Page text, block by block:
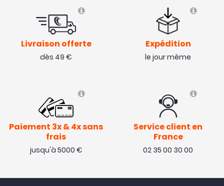
Livraison offerte
dès 49 €
Expédition
le jour même
Paiement 3x & 4x sans
frais
jusqu'à 5000 €
Service client en
France
02 35 00 30 00